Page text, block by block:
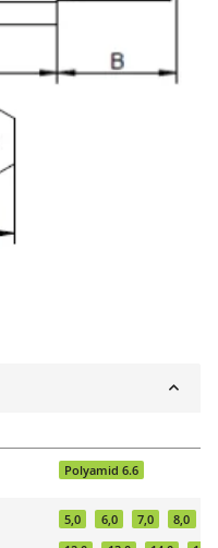
Polyamid 6.6
5,0 6,0 7,0 8,0